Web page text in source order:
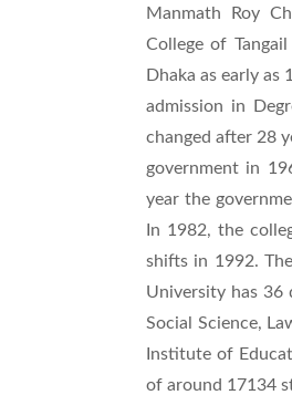
Manmath Roy
College of
Dhaka as early
admission in
changed after 28
government in
year the
In 1982, the
shifts in 1992.
University has 36
Social Science,
Institute of
of around 17134